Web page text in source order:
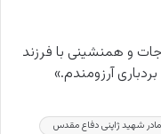
و همنشینی با فرزند
آرزومندم.»
مادر شهید ژاپنی دفاع مقدس